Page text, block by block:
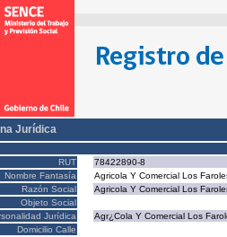
Jurídica
RUT
78422890-8
Nombre Fantasía
Agricola Y Comercial Los
Razón Social
Agricola Y Comercial Los
Objeto Social
Jurídica
Agr¿Cola Y Comercial Los
Domicilio Calle